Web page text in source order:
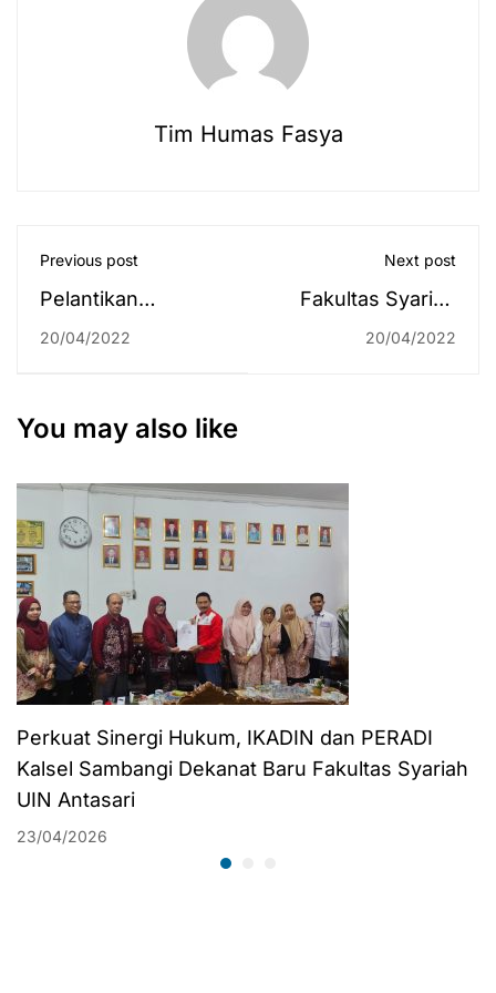
Tim Humas Fasya
Previous post
Pelantikan
Pengurus DEMA,
UIN Antasari
20/04/2022
Next post
Fakultas Syariah
Hadiri Sosialisasi
20/04/2022
You may also like
Perkuat Sinergi Hukum, IKADIN dan PERADI
Kalsel Sambangi Dekanat Baru Fakultas Syariah
UIN Antasari
23/04/2026